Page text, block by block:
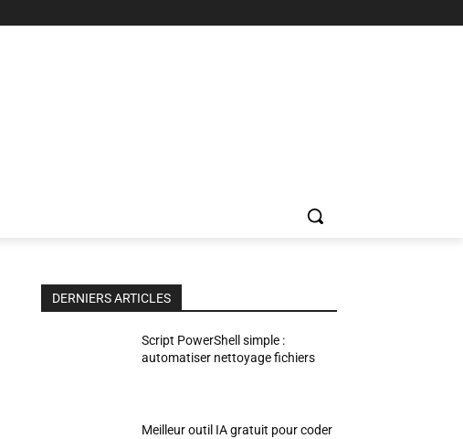
DERNIERS ARTICLES
Script PowerShell simple :
automatiser nettoyage fichiers
Meilleur outil IA gratuit pour coder